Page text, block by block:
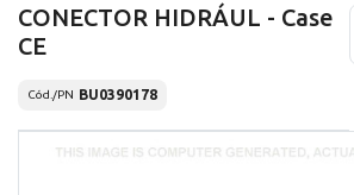
CONECTOR HIDRÁUL - Case
CE
Cód./PN BU0390178